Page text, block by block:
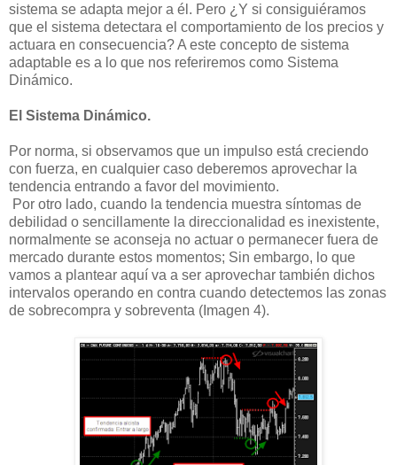
sistema se adapta mejor a él. Pero ¿Y si consiguiéramos
que el sistema detectara el comportamiento de los precios y
actuara en consecuencia? A este concepto de sistema
adaptable es a lo que nos referiremos como Sistema
Dinámico.
El Sistema Dinámico.
Por norma, si observamos que un impulso está creciendo
con fuerza, en cualquier caso deberemos aprovechar la
tendencia entrando a favor del movimiento.
Por otro lado, cuando la tendencia muestra síntomas de
debilidad o sencillamente la direccionalidad es inexistente,
normalmente se aconseja no actuar o permanecer fuera de
mercado durante estos momentos; Sin embargo, lo que
vamos a plantear aquí va a ser aprovechar también dichos
intervalos operando en contra cuando detectemos las zonas
de sobrecompra y sobreventa (Imagen 4).